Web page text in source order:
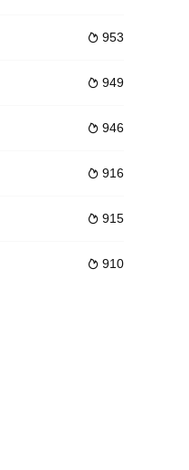
争开始了。
。
 953
 949
 946
 916
 915
 910